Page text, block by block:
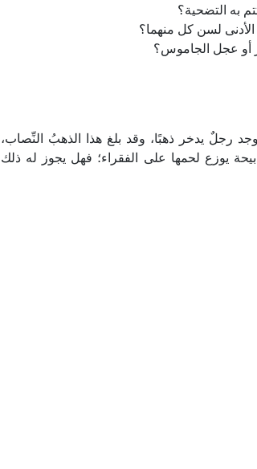
رجلٌ يدخر ذهبًا، وقد بلغ هذا الذهبُ النِّصاب،
يوزع لحمها على الفقراء؛ فهل يجوز له ذلك